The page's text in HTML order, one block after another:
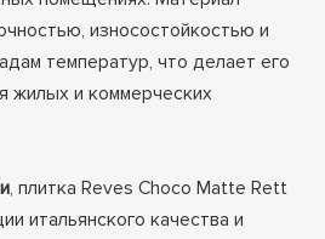
износостойкостью и
температур, что делает его
жилых и коммерческих
, плитка Reves Choco Matte Rett
итальянского качества и